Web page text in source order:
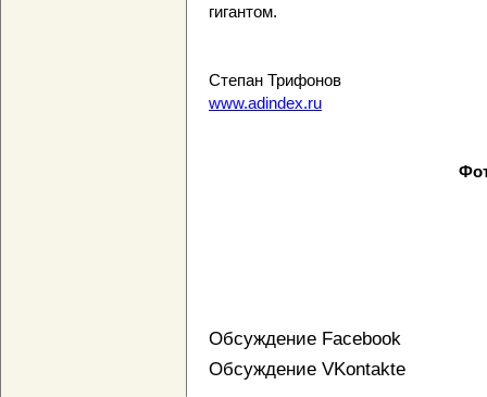
гигантом.
Степан Трифонов
www.adindex.ru
Обсуждение Facebook
Обсуждение VKontakte